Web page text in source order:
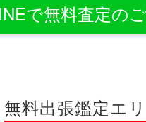
で無料査定の
無料出張鑑定エ